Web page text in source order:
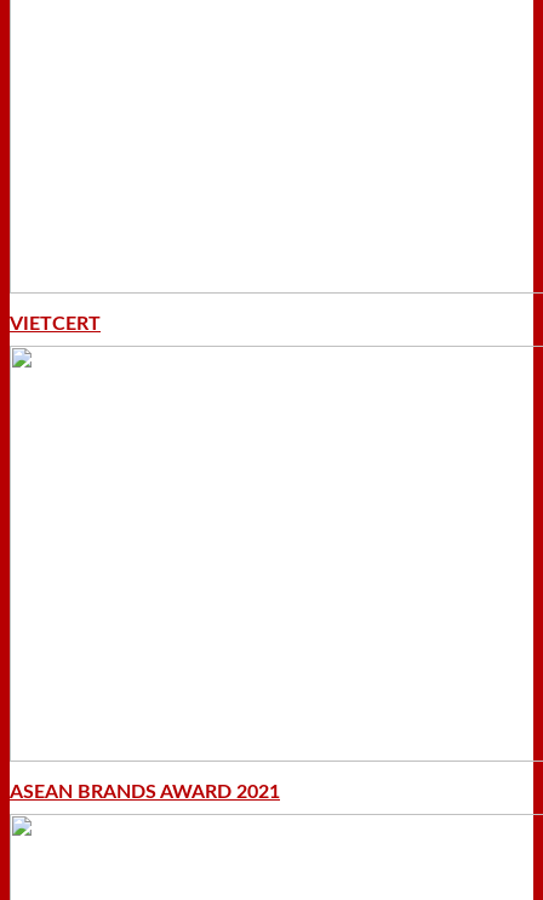
VIETCERT
ASEAN BRANDS AWARD 2021